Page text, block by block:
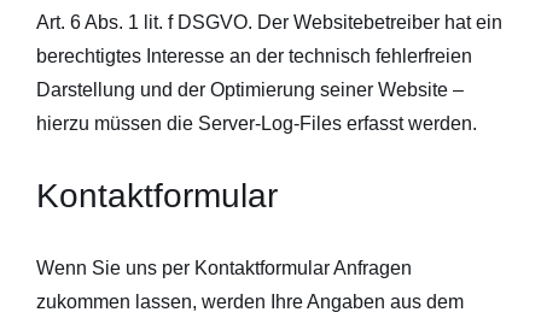
Art. 6 Abs. 1 lit. f DSGVO. Der Websitebetreiber hat ein
berechtigtes Interesse an der technisch fehlerfreien
Darstellung und der Optimierung seiner Website –
hierzu müssen die Server-Log-Files erfasst werden.
Kontaktformular
Wenn Sie uns per Kontaktformular Anfragen
zukommen lassen, werden Ihre Angaben aus dem